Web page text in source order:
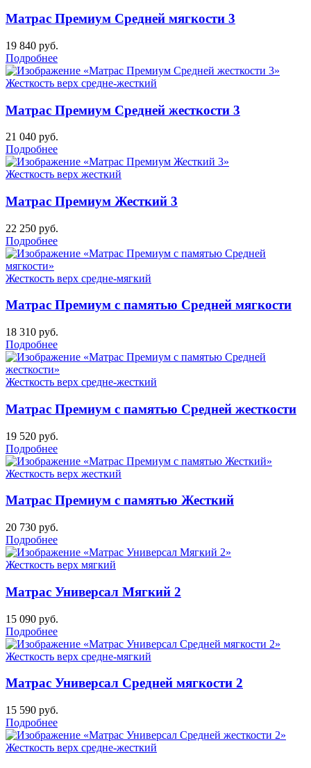
Матрас Премиум Средней мягкости 3
19 840 руб.
Подробнее
Жесткость верх средне-жесткий
Матрас Премиум Средней жесткости 3
21 040 руб.
Подробнее
Жесткость верх жесткий
Матрас Премиум Жесткий 3
22 250 руб.
Подробнее
Жесткость верх средне-мягкий
Матрас Премиум с памятью Средней мягкости
18 310 руб.
Подробнее
Жесткость верх средне-жесткий
Матрас Премиум с памятью Средней жесткости
19 520 руб.
Подробнее
Жесткость верх жесткий
Матрас Премиум с памятью Жесткий
20 730 руб.
Подробнее
Жесткость верх мягкий
Матрас Универсал Мягкий 2
15 090 руб.
Подробнее
Жесткость верх средне-мягкий
Матрас Универсал Средней мягкости 2
15 590 руб.
Подробнее
Жесткость верх средне-жесткий